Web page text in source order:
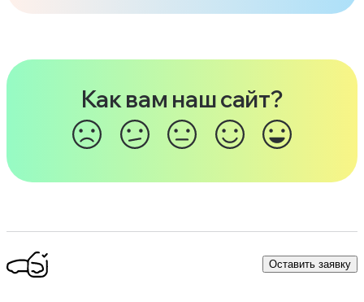
Как вам наш сайт?
Оставить заявку